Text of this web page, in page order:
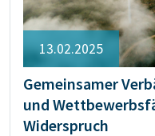
13.02.2025
Gemeinsamer
und
Widerspruch